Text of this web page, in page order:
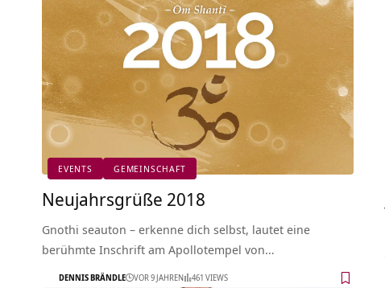
EVENTS GEMEINSCHAFT
Neujahrsgrüße 2018
Gnothi seauton – erkenne dich selbst, lautet eine
berühmte Inschrift am Apollotempel von…
DENNIS BRÄNDLE VOR 9 JAHREN 461 VIEWS